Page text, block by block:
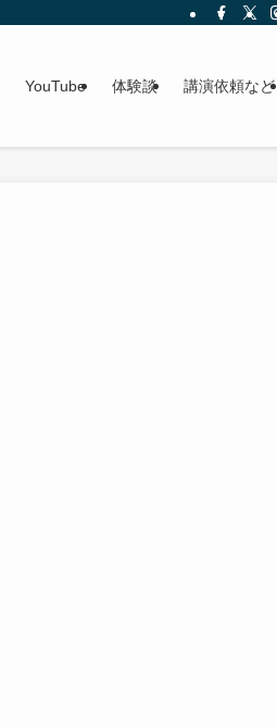
YouTube 体験談 講演依頼など